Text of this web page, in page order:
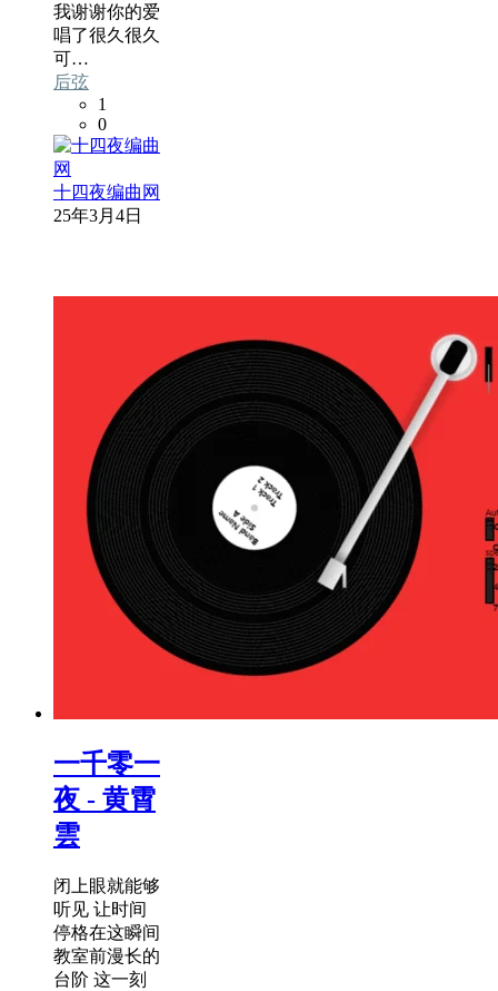
我谢谢你的爱
唱了很久很久
可…
后弦
1
0
十四夜编曲网
25年3月4日
一千零一
夜 - 黄霄
雲
闭上眼就能够
听见 让时间
停格在这瞬间
教室前漫长的
台阶 这一刻